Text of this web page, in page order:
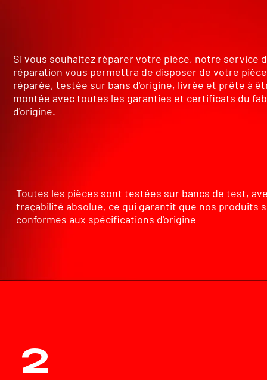
Si vous souhaitez réparer votre pièce, notre service
réparation vous permettra de disposer de votre pièce
réparée, testée sur bans d'origine, livrée et prête à
montée avec toutes les garanties et certificats du
d'origine.
Toutes les pièces sont testées sur bancs de test,
traçabilité absolue, ce qui garantit que nos produits
conformes aux spécifications d'origine
2